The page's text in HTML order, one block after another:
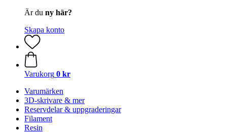
Är du ny här?
Skapa konto
Varukorg 0 kr
Varumärken
3D-skrivare & mer
Reservdelar & uppgraderingar
Filament
Resin